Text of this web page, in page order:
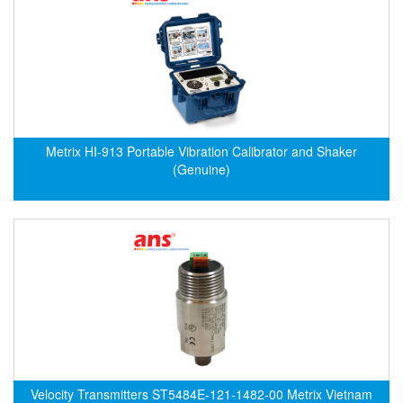
Exide Technologies Vietnam
EXOR
FAIRCHILD
FDM/ F.lli Della Marca Srl
FHF (EATON Crouse-Hinds)
Fimet
Metrix HI-913 Portable Vibration Calibrator and Shaker
(Genuine)
Velocity Transmitters ST5484E-121-1482-00 Metrix Vietnam